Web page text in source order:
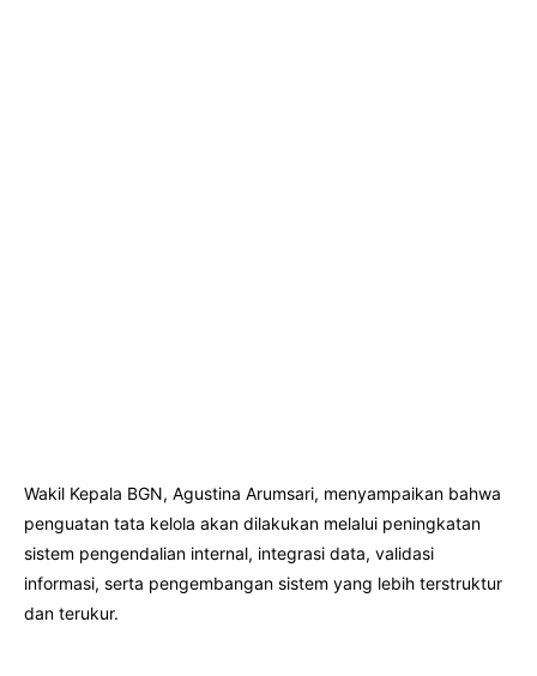
Wakil Kepala BGN, Agustina Arumsari, menyampaikan bahwa
penguatan tata kelola akan dilakukan melalui peningkatan
sistem pengendalian internal, integrasi data, validasi
informasi, serta pengembangan sistem yang lebih terstruktur
dan terukur.